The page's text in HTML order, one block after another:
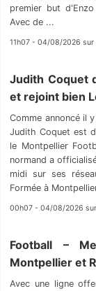
premier but
Avec de ...
11h07 - 04/08/2026
Judith Coquet
et rejoint bien
Comme annoncé il
Judith Coquet est
le Montpellier
normand a
midi sur ses
Formée à
00h07 - 04/08/2026
Football –
Montpellier et
Avec une ligne